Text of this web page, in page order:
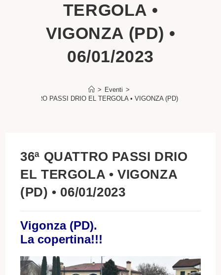
TERGOLA •
VIGONZA (PD) •
06/01/2023
> Eventi >
36ª QUATTRO PASSI DRIO EL TERGOLA • VIGONZA (PD) • 06/01/2023
36ª QUATTRO PASSI DRIO
EL TERGOLA • VIGONZA
(PD) • 06/01/2023
Vigonza (PD).
La copertina!!!